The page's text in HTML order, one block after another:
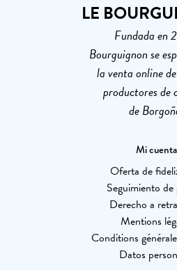
LE
Fundada en
Bourguignon se
la venta online
productores de
de
Mi cuenta
Oferta de
Seguimiento
Derecho a
Mentions
Conditions
Datos